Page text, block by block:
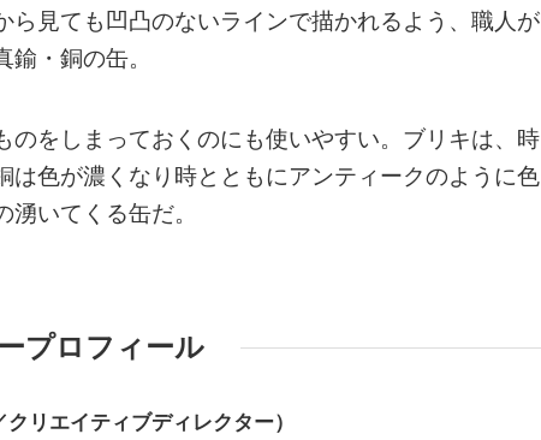
ら見ても凹凸のないラインで描かれるよう、職人が
・銅の缶。
をしまっておくのにも使いやすい。ブリキは、時
色が濃くなり時とともにアンティークのように色
いてくる缶だ。
プロフィール
リエイティブディレクター）